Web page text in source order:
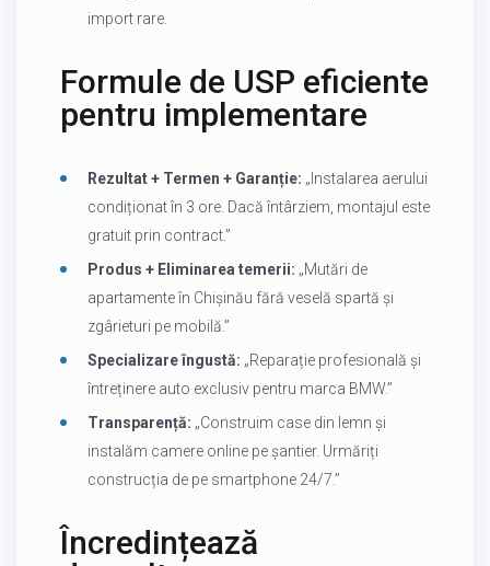
import rare.
Formule de USP eficiente
pentru implementare
Rezultat + Termen + Garanție: „Instalarea aerului
condiționat în 3 ore. Dacă întârziem, montajul este
gratuit prin contract.”
Produs + Eliminarea temerii: „Mutări de
apartamente în Chișinău fără veselă spartă și
zgârieturi pe mobilă.”
Specializare îngustă: „Reparație profesională și
întreținere auto exclusiv pentru marca BMW.”
Transparență: „Construim case din lemn și
instalăm camere online pe șantier. Urmăriți
construcția de pe smartphone 24/7.”
Încredințează